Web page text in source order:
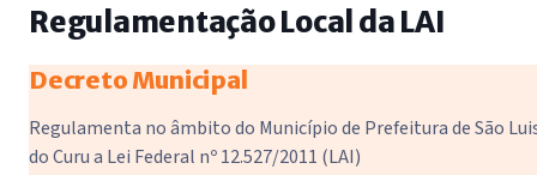
Regulamentação Local da LAI
Decreto Municipal
Regulamenta no âmbito do Município de Prefeitura de São
do Curu a Lei Federal nº 12.527/2011 (LAI)